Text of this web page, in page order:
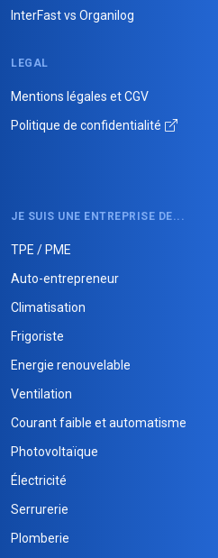
InterFast vs Organilog
LEGAL
Mentions légales et CGV
Politique de confidentialité
JE SUIS UNE ENTREPRISE DE...
TPE / PME
Auto-entrepreneur
Climatisation
Frigoriste
Energie renouvelable
Ventilation
Courant faible et automatisme
Photovoltaïque
Électricité
Serrurerie
Plomberie